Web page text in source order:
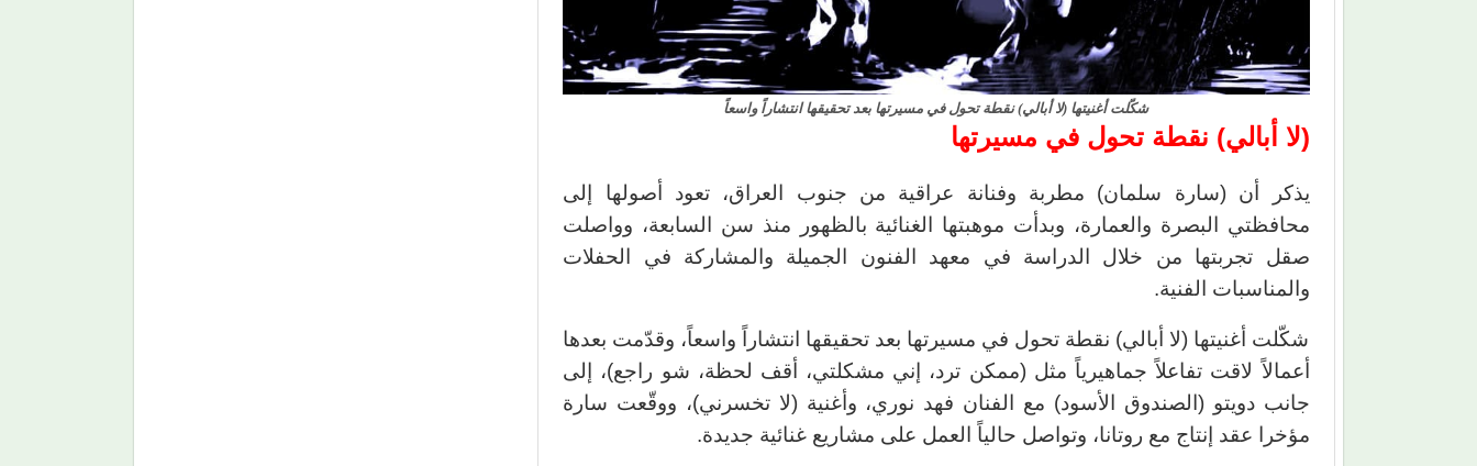
شكّلت أغنيتها (لا أبالي) نقطة تحول في مسيرتها بعد تحقيقها انتشاراً واسعاً
(لا أبالي) نقطة تحول في مسيرتها
يذكر أن (سارة سلمان) مطربة وفنانة عراقية من جنوب العراق، تعود أصولها إلى
محافظتي البصرة والعمارة، وبدأت موهبتها الغنائية بالظهور منذ سن السابعة، وواصلت
صقل تجربتها من خلال الدراسة في معهد الفنون الجميلة والمشاركة في الحفلات
والمناسبات الفنية.
شكّلت أغنيتها (لا أبالي) نقطة تحول في مسيرتها بعد تحقيقها انتشاراً واسعاً، وقدّمت بعدها
أعمالاً لاقت تفاعلاً جماهيرياً مثل (ممكن ترد، إني مشكلتي، أقف لحظة، شو راجع)، إلى
جانب دويتو (الصندوق الأسود) مع الفنان فهد نوري، وأغنية (لا تخسرني)، ووقّعت سارة
مؤخرا عقد إنتاج مع روتانا، وتواصل حالياً العمل على مشاريع غنائية جديدة.